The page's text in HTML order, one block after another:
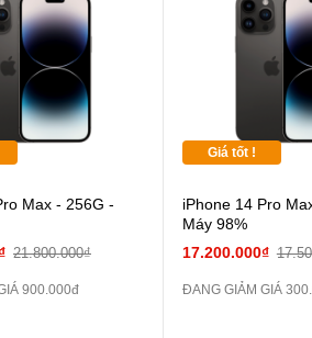
Pin dự phòng và
Khác
Max - 256G -
21.800.000₫
900.000đ
Giá tốt !
iPhone 14 Pro
Máy 98%
17.200.000₫
ĐANG GIẢM GIÁ